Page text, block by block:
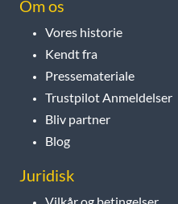
Om os
Vores historie
Kendt fra
Pressemateriale
Trustpilot Anmeldelser
Bliv partner
Blog
Juridisk